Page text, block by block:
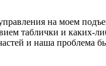
на моем
таблички и
и наша проблема